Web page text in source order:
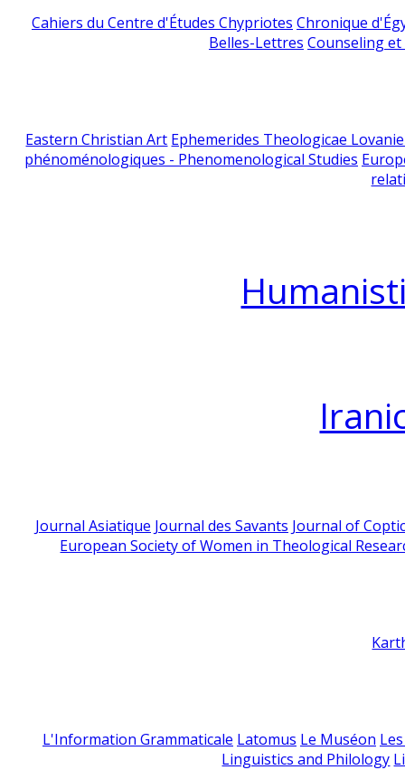
Cahiers du Centre d'Études Chypriotes Chronique
Belles-Lettres Counseling
Eastern Christian Art Ephemerides Theologicae
phénoménologiques - Phenomenological Studies
Journal Asiatique Journal des Savants Journal of
European Society of Women in Theological
L'Information Grammaticale Latomus Le Muséon
Linguistics and Philology